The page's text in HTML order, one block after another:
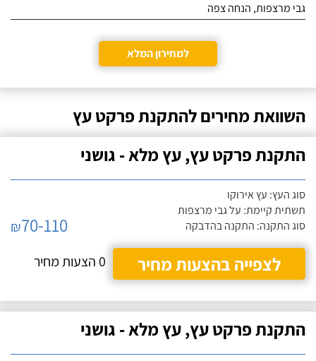
גבי מרצפות, הנחה צפה
למחירון המלא
השוואת מחירים להתקנת פרקט עץ
התקנת פרקט עץ, עץ מלא - גושני
סוג העץ: עץ אירוקו
תשתית קיימת: על גבי מרצפות
סוג התקנה: התקנה בהדבקה
₪70-110
לצפייה בהצעות מחיר
0 הצעות מחיר
התקנת פרקט עץ, עץ מלא - גושני